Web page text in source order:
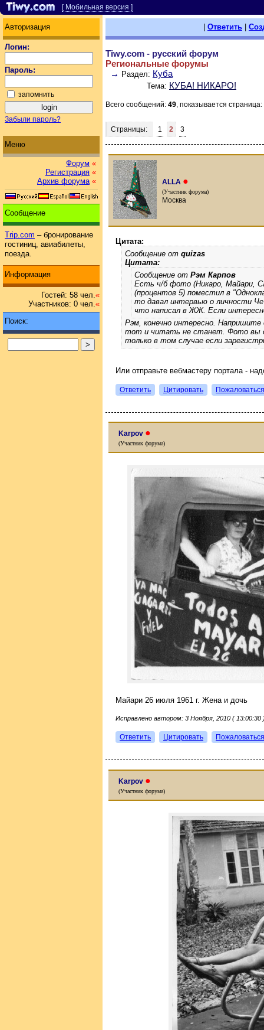
[ Мобильная версия ]
Авторизация
Логин:
Пароль:
запомнить
Забыли пароль?
Меню
Форум «
Регистрация «
Архив форума «
Сообщение
Trip.com – бронирование
гостиниц, авиабилеты,
поезда.
Информация
Гостей: 58 чел.«
Участников: 0 чел.«
Поиск:
Ответить
Tiwy.com - русский форум
Региональные форумы
→ Раздел: Куба
Тема: КУБА! НИКАРО!
Всего сообщений: 49, показывается страница:
Страницы: 1 2 3
ALLA ●
(Участник форума)
Москва
Цитата:
Сообщение от quizas
Цитата:
Сообщение от Рэм Карпов
Есть ч/б фото (Никаро, Майари,
(процентов 5) поместил в
то давал интервью о личности Че
что написал в ЖЖ. Если
Рэм, конечно интересно.
тот и читать не станет. Фото вы
только в том случае если
Или отправьте вебмастеру портала -
Ответить Цитировать Пожаловаться
Karpov ●
(Участник форума)
Майари 26 июля 1961 г. Жена и дочь
Исправлено автором: 3 Ноября, 2010 ( 13:00:30
Ответить Цитировать Пожаловаться
Karpov ●
(Участник форума)